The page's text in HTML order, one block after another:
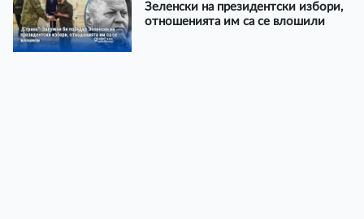
Зеленски на президентски избори,
отношенията им са се влошили